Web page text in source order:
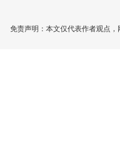
免责声明：本文仅代表作者观点